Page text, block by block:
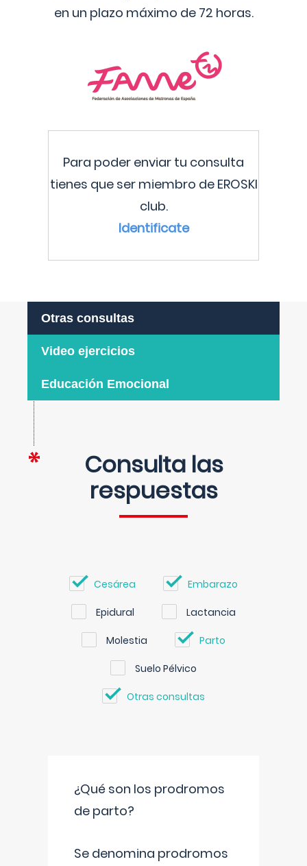
en un plazo máximo de 72 horas.
Para poder enviar tu consulta
tienes que ser miembro de EROSKI
club.
Identificate
Otras consultas
Video ejercicios
Educación Emocional
Consulta las
respuestas
Cesárea Embarazo
Epidural Lactancia
Molestia Parto
Suelo Pélvico
Otras consultas
¿Qué son los prodromos
de parto?
Se denomina prodromos